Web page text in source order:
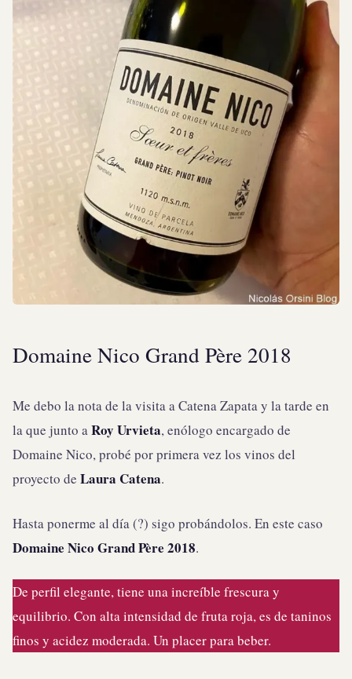
Domaine Nico Grand Père 2018
Me debo la nota de la visita a Catena Zapata y la tarde en
la que junto aRoy Urvieta, enólogo encargado de
Domaine Nico, probé por primera vez los vinos del
proyecto de Laura Catena.
Hasta ponerme al día (?) sigo probándolos. En este caso
Domaine Nico Grand Père 2018.
De perfil elegante, tiene una increíble frescura y
equilibrio. Con alta intensidad de fruta roja, es de taninos
finos y acidez moderada. Un placer para beber.